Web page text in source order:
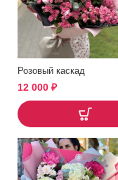
Розовый каскад
12 000 ₽